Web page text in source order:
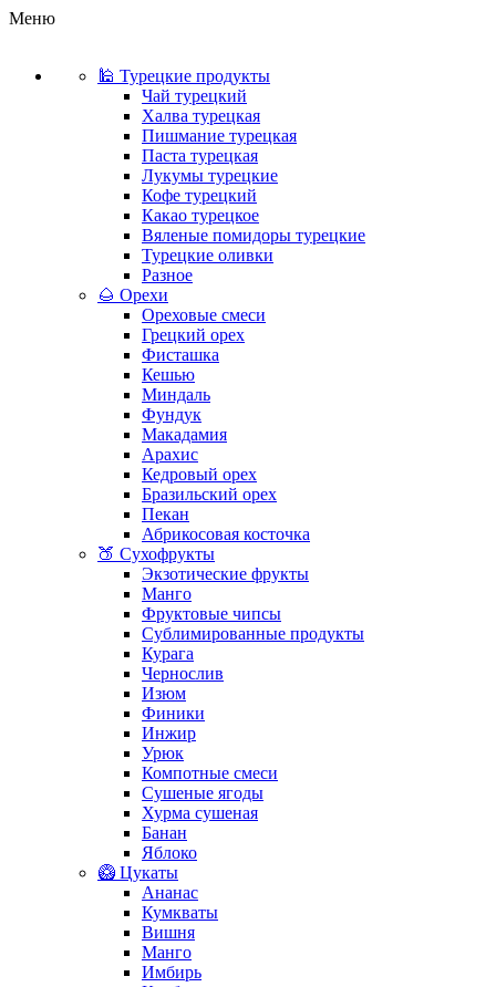
Меню
🕌 Турецкие продукты
Чай турецкий
Халва турецкая
Пишмание турецкая
Паста турецкая
Лукумы турецкие
Кофе турецкий
Какао турецкое
Вяленые помидоры турецкие
Турецкие оливки
Разное
🌰 Орехи
Ореховые смеси
Грецкий орех
Фисташка
Кешью
Миндаль
Фундук
Макадамия
Арахис
Кедровый орех
Бразильский орех
Пекан
Абрикосовая косточка
🍑 Сухофрукты
Экзотические фрукты
Манго
Фруктовые чипсы
Сублимированные продукты
Курага
Чернослив
Изюм
Финики
Инжир
Урюк
Компотные смеси
Сушеные ягоды
Хурма сушеная
Банан
Яблоко
🥝 Цукаты
Ананас
Кумкваты
Вишня
Манго
Имбирь